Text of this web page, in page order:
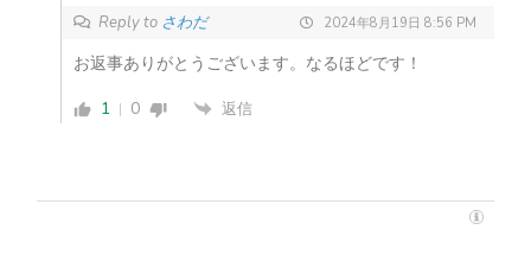
Reply to さわだ 2024年8月19日 8:56 PM
お返事ありがとうございます。なるほどです！
1
0 返信